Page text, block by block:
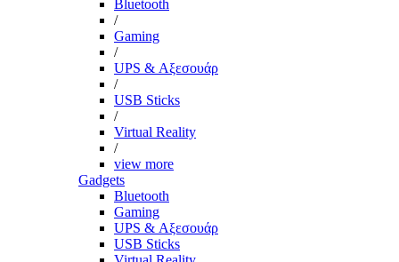
Bluetooth
/
Gaming
/
UPS & Αξεσουάρ
/
USB Sticks
/
Virtual Reality
/
view more
Gadgets
Bluetooth
Gaming
UPS & Αξεσουάρ
USB Sticks